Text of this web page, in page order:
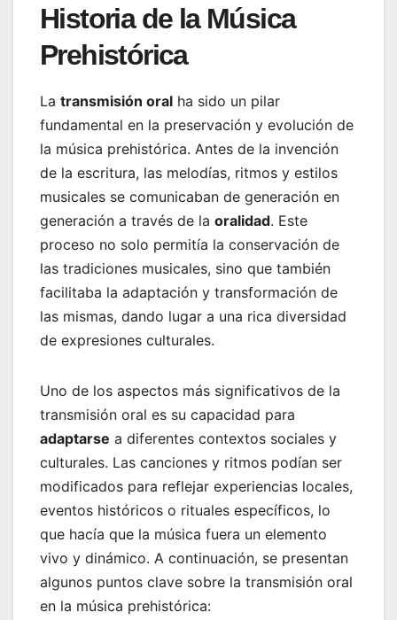
Historia de la Música
Prehistórica
La transmisión oral ha sido un pilar
fundamental en la preservación y evolución de
la música prehistórica. Antes de la invención
de la escritura, las melodías, ritmos y estilos
musicales se comunicaban de generación en
generación a través de la oralidad. Este
proceso no solo permitía la conservación de
las tradiciones musicales, sino que también
facilitaba la adaptación y transformación de
las mismas, dando lugar a una rica diversidad
de expresiones culturales.
Uno de los aspectos más significativos de la
transmisión oral es su capacidad para
adaptarse a diferentes contextos sociales y
culturales. Las canciones y ritmos podían ser
modificados para reflejar experiencias locales,
eventos históricos o rituales específicos, lo
que hacía que la música fuera un elemento
vivo y dinámico. A continuación, se presentan
algunos puntos clave sobre la transmisión oral
en la música prehistórica: